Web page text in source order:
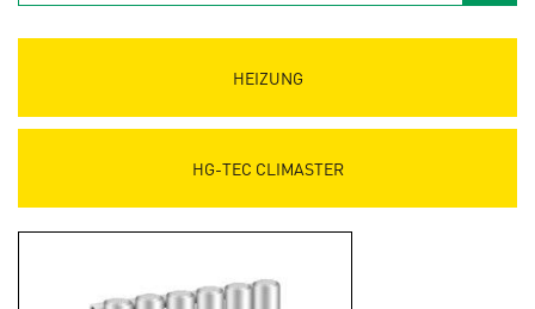
HEIZUNG
HG-TEC CLIMASTER